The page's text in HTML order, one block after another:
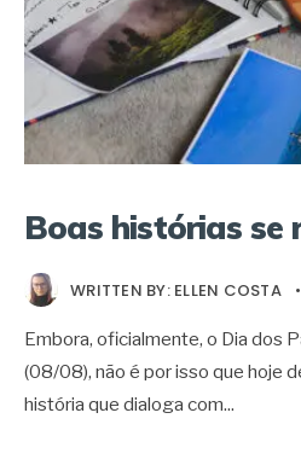
Boas histórias se
WRITTEN BY: ELLEN COSTA •
Embora, oficialmente, o Dia dos
(08/08), não é por isso que hoje
história que dialoga com...